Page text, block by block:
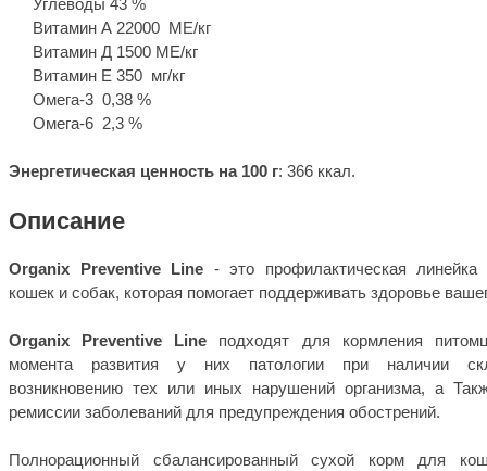
Углеводы 43 %
Витамин А 22000 МЕ/кг
Витамин Д 1500 МЕ/кг
Витамин Е 350 мг/кг
Омега-3 0,38 %
Омега-6 2,3 %
Энергетическая ценность на 100 г: 366 ккал.
Описание
Organix Preventive Line - это профилактическая
кошек и собак, которая помогает поддерживать здоровье
Organix Preventive Line подходят для кормления
момента развития у них патологии при наличии
возникновению тех или иных нарушений организма, а
ремиссии заболеваний для предупреждения обострений.
Полнорационный сбалансированный сухой корм для